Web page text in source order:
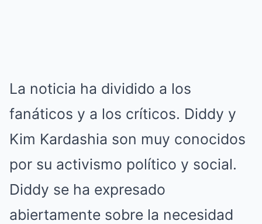
La noticia ha dividido a los
fanáticos y a los críticos. Diddy y
Kim Kardashia son muy conocidos
por su activismo político y social.
Diddy se ha expresado
abiertamente sobre la necesidad